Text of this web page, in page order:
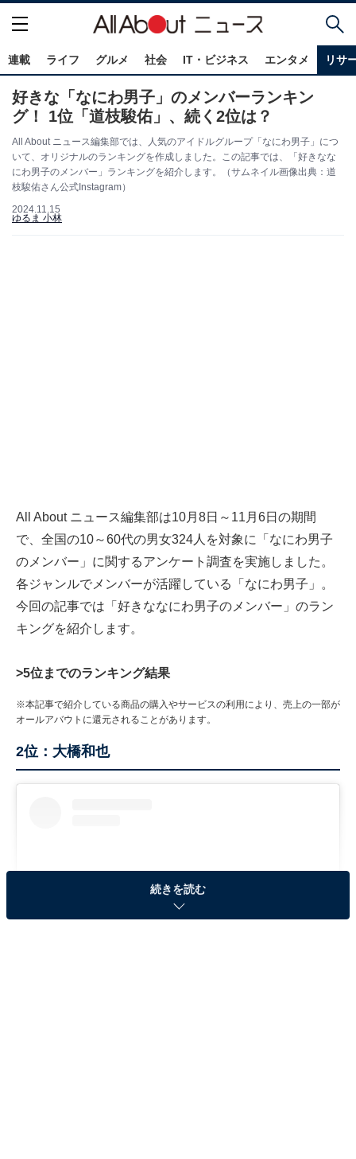
連載 ライフ グルメ 社会 IT・ビジネス エンタメ リサ
好きな「なにわ男子」のメンバーランキン
グ！ 1位「道枝駿佑」、続く2位は？
All About ニュース編集部では、人気のアイドルグループ「なにわ男子」につ
いて、オリジナルのランキングを作成しました。この記事では、「好きなな
にわ男子のメンバー」ランキングを紹介します。（サムネイル画像出典：道
枝駿佑さん公式Instagram）
2024.11.15
ゆるま 小林
All About ニュース編集部は10月8日～11月6日の期間
で、全国の10～60代の男女324人を対象に「なにわ男子
のメンバー」に関するアンケート調査を実施しました。
各ジャンルでメンバーが活躍している「なにわ男子」。
今回の記事では「好きななにわ男子のメンバー」のラン
キングを紹介します。
>5位までのランキング結果
※本記事で紹介している商品の購入やサービスの利用により、売上の一部が
オールアバウトに還元されることがあります。
2位：大橋和也
続きを読む